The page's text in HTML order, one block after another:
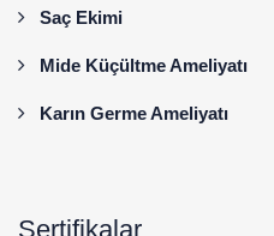
Saç Ekimi
Mide Küçültme Ameliyatı
Karın Germe Ameliyatı
Sertifikalar